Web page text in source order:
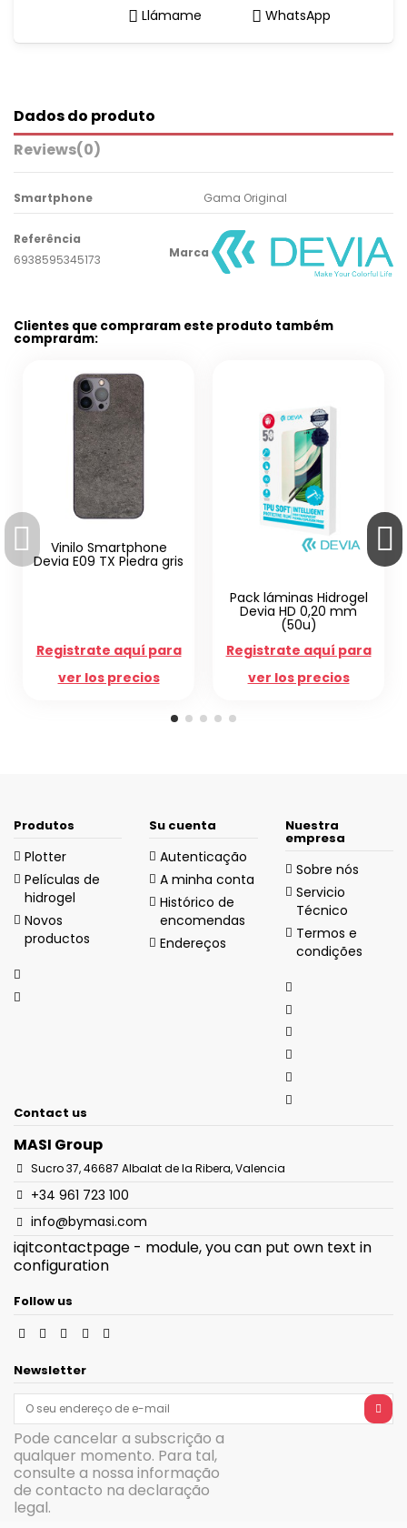
Llámame WhatsApp
Dados do produto
Reviews(0)
Smartphone Gama Original
Marca
Referência
6938595345173
Clientes que compraram este produto também
compraram:
aquí para
precios
Vinilo trasero Devia Pure
Registrate aquí para
ver los precios
A17 Vinil
Registrate
ver los
Produtos
Plotter
Películas de
hidrogel
Novos
productos
Su cuenta
Autenticação
A minha conta
Histórico de
encomendas
Endereços
Nuestra
empresa
Sobre nós
Servicio
Técnico
Termos e
condições
Contact us
MASI Group
Sucro 37, 46687 Albalat de la Ribera, Valencia
+34 961 723 100
info@bymasi.com
iqitcontactpage - module, you can put own text in
configuration
Follow us
Newsletter
Pode cancelar a subscrição a
qualquer momento. Para tal,
consulte a nossa informação
de contacto na declaração
legal.